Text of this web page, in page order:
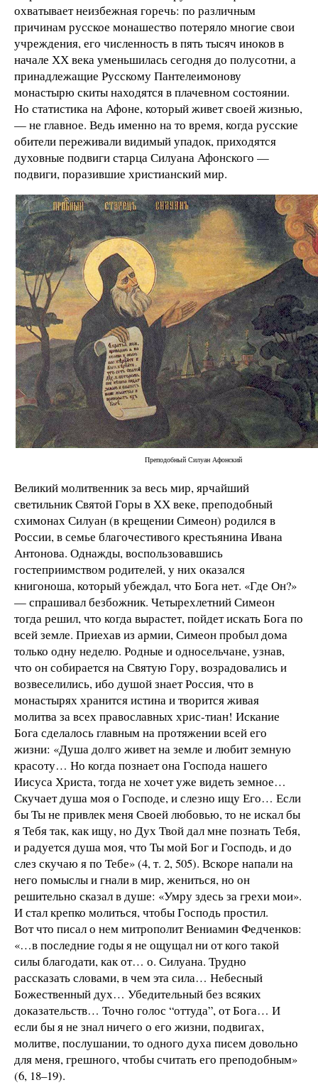
охватывает неизбежная горечь: по различным
причинам русское монашество потеряло многие свои
учреждения, его численность в пять тысяч иноков в
начале ХХ века уменьшилась сегодня до полусотни, а
принадлежащие Русскому Пантелеимонову
монастырю скиты находятся в плачевном состоянии.
Но статистика на Афоне, который живет своей жизнью,
— не главное. Ведь именно на то время, когда русские
обители переживали видимый упадок, приходятся
духовные подвиги старца Силуана Афонского —
подвиги, поразившие христианский мир.
Преподобный Силуан Афонский
Великий молитвенник за весь мир, ярчайший
светильник Святой Горы в ХХ веке, преподобный
схимонах Силуан (в крещении Симеон) родился в
России, в семье благочестивого крестьянина Ивана
Антонова. Однажды, воспользовавшись
гостеприимством родителей, у них оказался
книгоноша, который убеждал, что Бога нет. «Где Он?»
— спрашивал безбожник. Четырехлетний Симеон
тогда решил, что когда вырастет, пойдет искать Бога по
всей земле. Приехав из армии, Симеон пробыл дома
только одну неделю. Родные и односельчане, узнав,
что он собирается на Святую Гору, возрадовались и
возвеселились, ибо душой знает Россия, что в
монастырях хранится истина и творится живая
молитва за всех православных хрис-тиан! Искание
Бога сделалось главным на протяжении всей его
жизни: «Душа долго живет на земле и любит земную
красоту… Но когда познает она Господа нашего
Иисуса Христа, тогда не хочет уже видеть земное…
Скучает душа моя о Господе, и слезно ищу Его… Если
бы Ты не привлек меня Своей любовью, то не искал бы
я Тебя так, как ищу, но Дух Твой дал мне познать Тебя,
и радуется душа моя, что Ты мой Бог и Господь, и до
слез скучаю я по Тебе» (4, т. 2, 505). Вскоре напали на
него помыслы и гнали в мир, жениться, но он
решительно сказал в душе: «Умру здесь за грехи мои».
И стал крепко молиться, чтобы Господь простил.
Вот что писал о нем митрополит Вениамин Федченков:
«…в последние годы я не ощущал ни от кого такой
силы благодати, как от… о. Силуана. Трудно
рассказать словами, в чем эта сила… Небесный
Божественный дух… Убедительный без всяких
доказательств… Точно голос “оттуда”, от Бога… И
если бы я не знал ничего о его жизни, подвигах,
молитве, послушании, то одного духа писем довольно
для меня, грешного, чтобы считать его преподобным»
(6, 18–19).